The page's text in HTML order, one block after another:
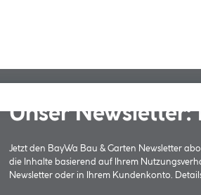
Unser Newsletter:
Jetzt den BayWa Bau & Garten Newsletter
die Inhalte basierend auf Ihrem
Newsletter oder in Ihrem Kundenkonto.